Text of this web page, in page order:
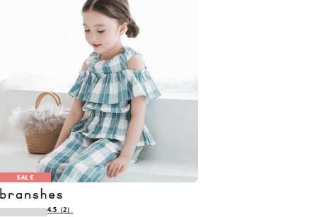
SALE
4.5 （2）